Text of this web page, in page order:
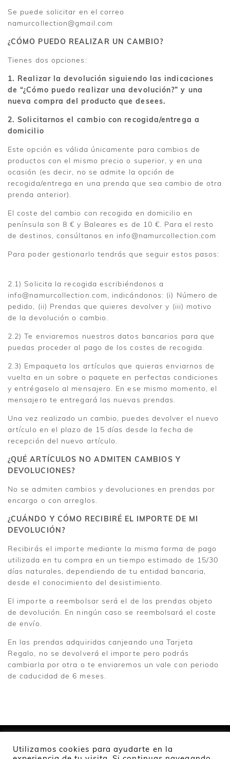
Se puede solicitar en el correo
namurcollection@gmail.com
¿CÓMO PUEDO REALIZAR UN CAMBIO?
Tienes dos opciones:
1. Realizar la devolución siguiendo las indicaciones
de “¿Cómo puedo realizar una devolución?” y una
nueva compra del producto que desees.
2. Solicitarnos el cambio con recogida/entrega a
domicilio
Este opción es válida únicamente para cambios de
productos con el mismo precio o superior, y en una
ocasión (es decir, no se admite la opción de
recogida/entrega en una prenda que sea cambio de otra
prenda anterior).
El coste del cambio con recogida en domicilio en
península son 8 € y Baleares es de 10 €. Para el resto
de destinos, consúltanos en info@namurcollection.com
Para poder gestionarlo tendrás que seguir estos pasos:
2.1) Solicita la recogida escribiéndonos a
info@namurcollection.com, indicándonos: (i) Número de
pedido, (ii) Prendas que quieres devolver y (iii) motivo
de la devolución o cambio.
2.2) Te enviaremos nuestros datos bancarios para que
puedas proceder al pago de los costes de recogida.
2.3) Empaqueta los artículos que quieras enviarnos de
vuelta en un sobre o paquete en perfectas condiciones
y entrégaselo al mensajero. En ese mismo momento, el
mensajero te entregará las nuevas prendas.
Una vez realizado un cambio, puedes devolver el nuevo
artículo en el plazo de 15 días desde la fecha de
recepción del nuevo artículo.
¿QUÉ ARTÍCULOS NO ADMITEN CAMBIOS Y
DEVOLUCIONES?
No se admiten cambios y devoluciones en prendas por
encargo o con arreglos.
¿CUÁNDO Y CÓMO RECIBIRÉ EL IMPORTE DE MI
DEVOLUCIÓN?
Recibirás el importe mediante la misma forma de pago
utilizada en tu compra en un tiempo estimado de 15/30
días naturales, dependiendo de tu entidad bancaria,
desde el conocimiento del desistimiento.
El importe a reembolsar será el de las prendas objeto
de devolución. En ningún caso se reembolsará el coste
de envío.
En las prendas adquiridas canjeando una Tarjeta
Regalo, no se devolverá el importe pero podrás
cambiarla por otra o te enviaremos un vale con periodo
de caducidad de 6 meses.
Utilizamos cookies para ayudarte en la